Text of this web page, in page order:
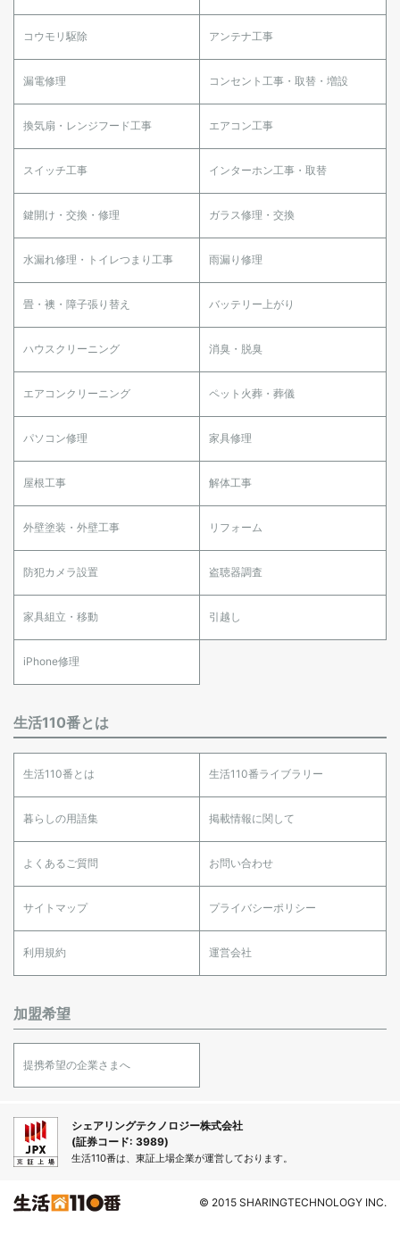
コウモリ駆除 アンテナ工事
漏電修理 コンセント工事・取替・増設
換気扇・レンジフード工事 エアコン工事
スイッチ工事 インターホン工事・取替
鍵開け・交換・修理 ガラス修理・交換
水漏れ修理・トイレつまり工事 雨漏り修理
畳・襖・障子張り替え バッテリー上がり
ハウスクリーニング 消臭・脱臭
エアコンクリーニング ペット火葬・葬儀
パソコン修理 家具修理
屋根工事 解体工事
外壁塗装・外壁工事 リフォーム
防犯カメラ設置 盗聴器調査
家具組立・移動 引越し
iPhone修理
生活110番とは
生活110番とは 生活110番ライブラリー
暮らしの用語集 掲載情報に関して
よくあるご質問 お問い合わせ
サイトマップ プライバシーポリシー
利用規約 運営会社
加盟希望
提携希望の企業さまへ
シェアリングテクノロジー株式会社
(証券コード: 3989)
生活110番は、東証上場企業が運営しております。
© 2015 SHARINGTECHNOLOGY INC.